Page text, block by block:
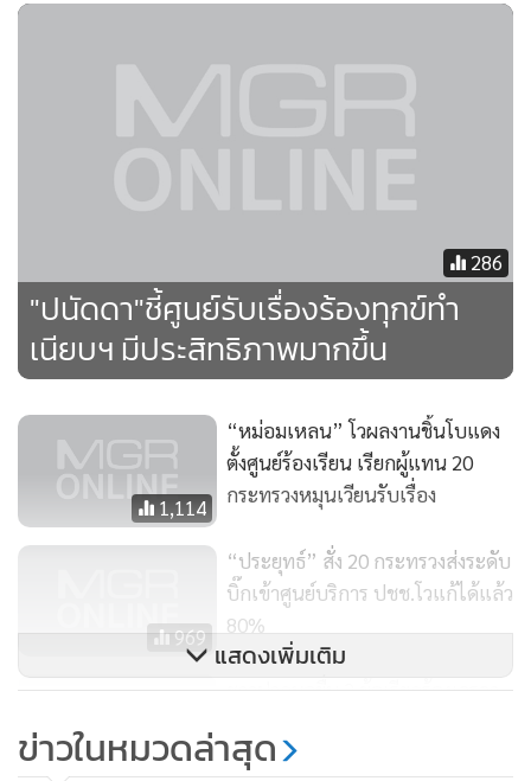
286
"ปนัดดา"ชี้ศูนย์รับเรื่องร้องทุกข์ทำ
เนียบฯ มีประสิทธิภาพมากขึ้น
1,114
“หม่อมเหลน” โวผลงานชิ้นโบแดง
ตั้งศูนย์ร้องเรียน เรียกผู้แทน 20
กระทรวงหมุนเวียนรับเรื่อง
969
“ประยุทธ์” สั่ง 20 กระทรวงส่งระดับ
บิ๊กเข้าศูนย์บริการ ปชช.โวแก้ได้แล้ว
80%
353
ชาวปากมูลยื่น 2 ข้อเรียกร้องเจรจา
ระหว่างรอแก้ปัญหา
แสดงเพิ่มเติม
ข่าวในหมวดล่าสุด